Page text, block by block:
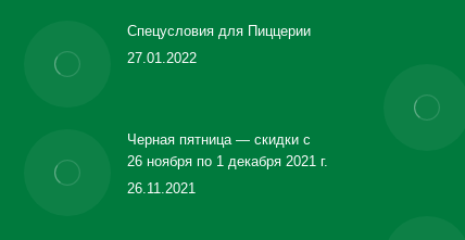
Спецусловия для Пиццерии
27.01.2022
Черная пятница — скидки с
26 ноября по 1 декабря 2021 г.
26.11.2021